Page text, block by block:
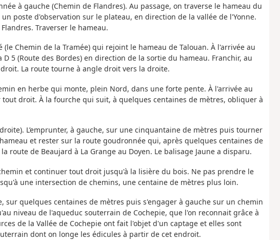
à gauche (Chemin de Flandres). Au passage, on traverse le hameau du
poste d'observation sur le plateau, en direction de la vallée de l'Yonne.
Traverser le hameau.
Chemin de la Tramée) qui rejoint le hameau de Talouan. À l'arrivée au
5 (Route des Bordes) en direction de la sortie du hameau. Franchir, au
La route tourne à angle droit vers la droite.
en herbe qui monte, plein Nord, dans une forte pente. À l'arrivée au
droit. À la fourche qui suit, à quelques centaines de mètres, obliquer à
L’emprunter, à gauche, sur une cinquantaine de mètres puis tourner
et rester sur la route goudronnée qui, après quelques centaines de
route de Beaujard à La Grange au Doyen. Le balisage Jaune a disparu.
et continuer tout droit jusqu'à la lisière du bois. Ne pas prendre le
une intersection de chemins, une centaine de mètres plus loin.
sur quelques centaines de mètres puis s'engager à gauche sur un chemin
niveau de l'aqueduc souterrain de Cochepie, que l'on reconnait grâce à
de la Vallée de Cochepie ont fait l'objet d'un captage et elles sont
dont on longe les édicules à partir de cet endroit.